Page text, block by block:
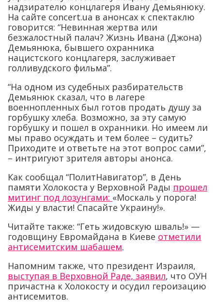
надзирателю концлагеря Ивану Демьянюку.
На сайте concert.ua в анонсах к спектаклю
говорится: “Невинная жертва или
безжалостный палач? Жизнь Ивана (Джона)
Демьянюка, бывшего охранника
нацистского концлагеря, заслуживает
голливудского фильма”.
“На одном из судебных разбирательств
Демьянюк сказал, что в лагере
военнопленных был готов продать душу за
горбушку хлеба. Возможно, за эту самую
горбушку и пошел в охранники. Но имеем ли
мы право осуждать и тем более – судить?
Приходите и ответьте на этот вопрос сами”,
– интригуют зрителя авторы анонса.
Как сообщал “ПолитНавигатор”, в День
памяти Холокоста у Верховной Рады прошел
митинг под лозунгами: «Москаль у порога!
Жиды у власти! Спасайте Украину!».
Читайте также: “Геть жидовскую шваль!» —
годовщину Евромайдана в Киеве отметили
антисемитским шабашем.
Напомним также, что президент Израиля,
выступая в Верховной Раде, заявил, что ОУН
причастна к Холокосту и осудил героизацию
антисемитов.